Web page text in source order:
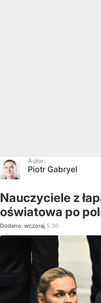
Autor:
Piotr Gabryel
Nauczyciele z
oświatowa po
Dodano: wczoraj 5:30